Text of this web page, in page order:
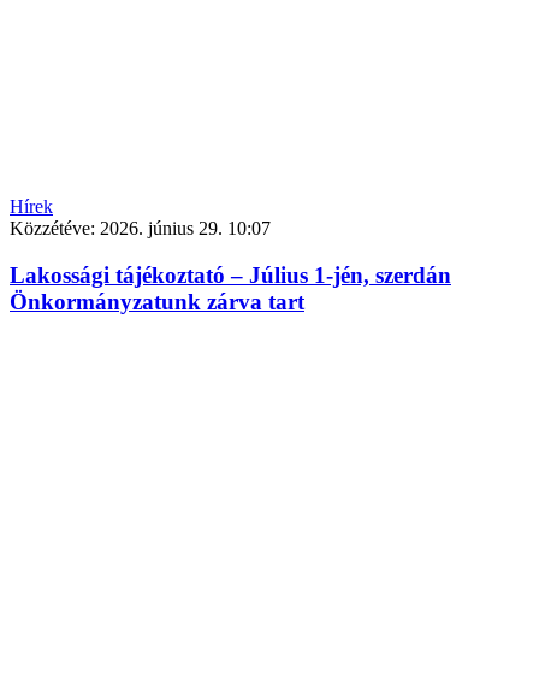
Hírek
Közzétéve: 2026. június 29. 10:07
Lakossági tájékoztató – Július 1-jén, szerdán
Önkormányzatunk zárva tart